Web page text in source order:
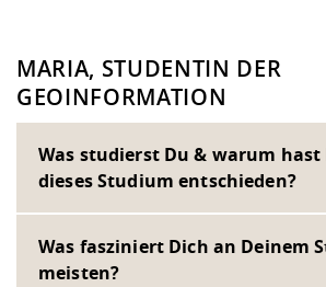
MARIA, STUDENTIN DER
GEOINFORMATION
Was studierst Du & warum
dieses Studium entschieden?
Was fasziniert Dich an Deinem
meisten?